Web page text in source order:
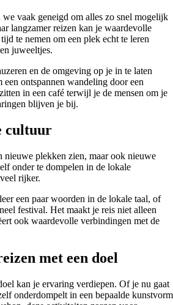
vaak geneigd om alles zo snel mogelijk
langzamer reizen kan je waardevolle
te nemen om een plek echt te leren
juweeltjes.
en de omgeving op je in te laten
ontspannen wandeling door een
in een café terwijl je de mensen om je
blijven je bij.
cultuur
nieuwe plekken zien, maar ook nieuwe
onder te dompelen in de lokale
rijker.
een paar woorden in de lokale taal, of
festival. Het maakt je reis niet alleen
ook waardevolle verbindingen met de
met een doel
kan je ervaring verdiepen. Of je nu gaat
onderdompelt in een bepaalde kunstvorm